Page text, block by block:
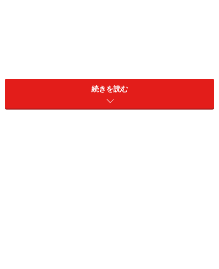
ひとつの工場で作られているので香港内20店舗はどこも同じ
この店を訪れる多くの日本人のお目当て！マンゴーのク
続きを読む